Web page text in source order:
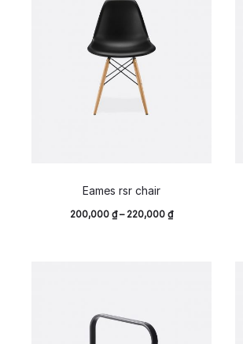
Eames rsr chair
200,000 ₫– 220,000 ₫